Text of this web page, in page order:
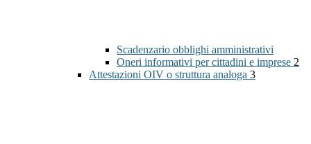
Scadenzario obblighi amministrativi
Oneri informativi per cittadini e imprese 2
Attestazioni OIV o struttura analoga 3